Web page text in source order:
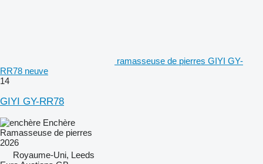
ramasseuse de pierres GIYI GY-
RR78 neuve
14
GIYI GY-RR78
Enchère
Ramasseuse de pierres
2026
Royaume-Uni, Leeds